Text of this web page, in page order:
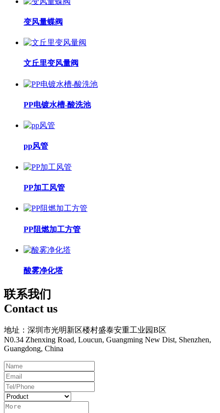
变风量蝶阀
文丘里变风量阀
PP电镀水槽-酸洗池
pp风管
PP加工风管
PP阻燃加工方管
酸雾净化塔
联系我们
Contact us
地址：深圳市光明新区楼村盛泰安重工业园B区
N0.34 Zhenxing Road, Loucun, Guangming New Dist, Shenzhen,
Guangdong, China